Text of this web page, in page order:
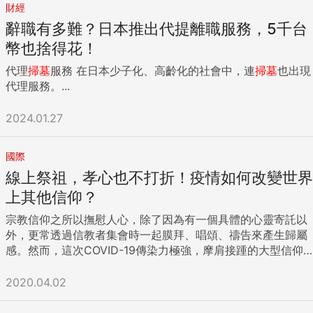
財經
辭職有多難？日本推出代提離職服務，5千台
幣也捨得花！
代理掃墓 服務 在日本少子化、高齡化的社會中，連掃墓也出現
代理服務。...
2024.01.27
國際
線上祭祖，孝心也不打折！疫情如何改變世界
上其他信仰？
宗教信仰之所以撫慰人心，除了因為有一個具體的心靈寄託以
外，更常透過信教者集會時一起膜拜、唱頌、禱告來產生歸屬
感。然而，這次COVID-19傳染力極強，摩肩接踵的大型信仰
來西亞都爆發了因宗教集會而起的群聚感染。 對此，像是台灣
2020.04.02